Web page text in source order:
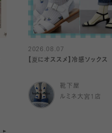
2026.08.07
【夏にオススメ】冷感ソックス
靴下屋
ルミネ大宮1店